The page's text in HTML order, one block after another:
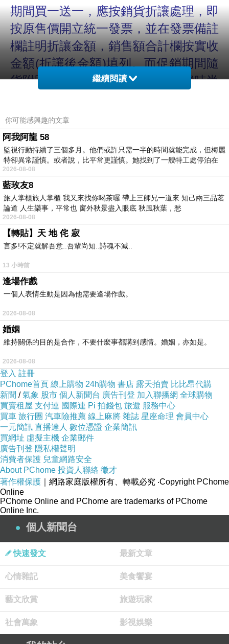
期間買一送一，應按銷貨折讓處理，即
按原售價開立統一發票，並在發票備註
欄註明折讓金額，銷售額合計欄按實收
金額(折讓後金額)填列。而促銷期間隨
貨附贈的現金抵用券，如當次消費時尚
統一發票，嗣後消費者持該抵用券折抵
消費時，營業人已確定給予消費者折抵
價款，則應按前揭銷貨折讓處理方式，
開立統一發票。
該局舉例說明，甲商店拿鐵咖啡原價
杯100元，因農曆新年，好友分享日，
推出拿鐵咖啡買一送一活動，統一發票
應這樣開立：品名：拿鐵咖啡，數量：
註欄註明：折扣100元，銷售額合計：
100元。
之填寫，避免因統一發票金額開立錯
誤，而遭國稅局處罰，如有相關疑義，
可撥打免費服務電話
詢。
上一篇：國稅局再出招，贏得塗銷抵押權訴訟，順利徵起欠稅
下一篇：營利事業列報其他損失，應與經營本業及附屬業務相關！
繼續閱讀
你可能感興趣的文章
阿我阿龍 58
監視行動持續了三個多月。他們或許只需一半的時間就能完成，但梅麗
特卻異常謹慎。或者說，比平常更謹慎。她找到了一艘特工處停泊在
2026-08-08
藍玫友8
旅人掌櫃旅人掌櫃 我又來找你喝茶囉 帶上三師兄一道來 知己兩三品茗
論道 人生樂事，平常也 窗外秋景盡入眼底 秋風秋葉，愁
2026-08-08
【轉貼】天 地 侘 寂
言多!不定就解吾意..吾輩尚知..詩魂不滅..
13 小時前
逢場作戲
一個人表情生動是因為他需要逢場作戲。
2026-08-08
婚姻
維持關係的目的是合作，不要什麼事都講到感情。婚姻，亦如是。
2026-08-08
登入 註冊
PChome首頁 線上購物 24h購物 書店 露天拍賣 比比昂代購
新聞 /氣象 股市 個人新聞台 廣告刊登 加入聯播網 全球購物
買賣租屋 支付連 國際連 Pi 拍錢包 旅遊 服務中心
買車 旅行團 汽車險推薦 線上麻將 雜誌 星座命理 會員中心
一元簡訊 直播達人 數位憑證 企業簡訊
買網址 虛擬主機 企業郵件
廣告刊登 隱私權聲明
消費者保護 兒童網路安全
About PChome 投資人聯絡 徵才
著作權保護 ｜網路家庭版權所有、轉載必究 ‧Copyright PChome
Online
PChome Online and PChome are trademarks of PChome
Online Inc.
個人新聞台
快速發文 最新文章
心情雜記 美食饗宴
藝文欣賞 旅遊玩家
社會萬象 影視娛樂